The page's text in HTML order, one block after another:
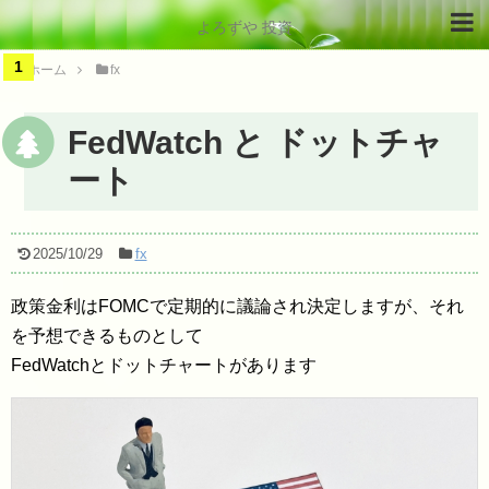
よろずや 投資
ホーム fx
FedWatch と ドットチャ
ート
2025/10/29 fx
政策金利はFOMCで定期的に議論され決定しますが、それ
を予想できるものとして
FedWatchとドットチャートがあります